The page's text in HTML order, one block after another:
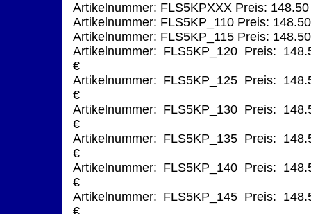
Artikelnummer: FLS5KPXXX Preis: 148.50
Artikelnummer: FLS5KP_110 Preis:
Artikelnummer: FLS5KP_115 Preis:
Artikelnummer: FLS5KP_120 Preis:
€
Artikelnummer: FLS5KP_125 Preis:
€
Artikelnummer: FLS5KP_130 Preis:
€
Artikelnummer: FLS5KP_135 Preis:
€
Artikelnummer: FLS5KP_140 Preis:
€
Artikelnummer: FLS5KP_145 Preis: